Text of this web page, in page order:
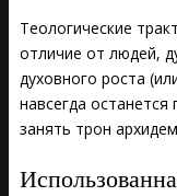
Теологические
отличие от людей,
духовного роста
навсегда
занять трон